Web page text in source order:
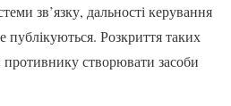
зв’язку, дальності керування
Розкриття таких
створювати засоби